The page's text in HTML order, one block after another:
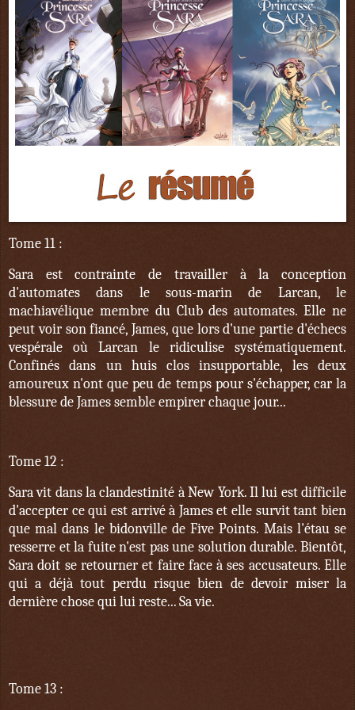
Tome 11 :
Sara est contrainte de travailler à la conception
d'automates dans le sous-marin de Larcan, le
machiavélique membre du Club des automates. Elle ne
peut voir son fiancé, James, que lors d'une partie d'échecs
vespérale où Larcan le ridiculise systématiquement.
Confinés dans un huis clos insupportable, les deux
amoureux n'ont que peu de temps pour s'échapper, car la
blessure de James semble empirer chaque jour...
Tome 12 :
Sara vit dans la clandestinité à New York. Il lui est difficile
d'accepter ce qui est arrivé à James et elle survit tant bien
que mal dans le bidonville de Five Points. Mais l'étau se
resserre et la fuite n'est pas une solution durable. Bientôt,
Sara doit se retourner et faire face à ses accusateurs. Elle
qui a déjà tout perdu risque bien de devoir miser la
dernière chose qui lui reste... Sa vie.
Tome 13 :